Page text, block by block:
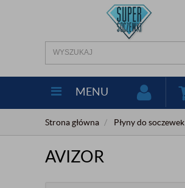
MENU
Strona główna Płyny do soczewek
AVIZOR